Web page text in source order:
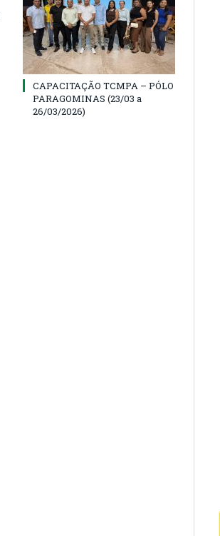
CAPACITAÇÃO TCMPA – PÓLO
PARAGOMINAS (23/03 a
26/03/2026)